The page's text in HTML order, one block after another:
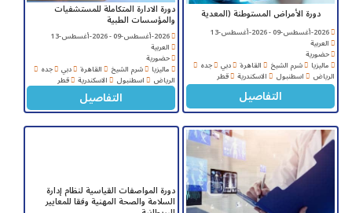
دورة الأمراض المستوطنة (المعدية
2026-أغسطس-09 - 2026-أغسطس-13
العربية
حضورية
ماليزيا شرم الشيخ القاهرة دبي جده
الرياض اسطنبول الاسكندرية قطر
التفاصيل
دورة الادارة المتكاملة للمستشفيات
والمؤسسات الطبية
2026-أغسطس-09 - 2026-أغسطس-13
العربية
حضورية
ماليزيا شرم الشيخ القاهرة دبي جده
الرياض اسطنبول الاسكندرية قطر
التفاصيل
دورة المواصفات القياسية لنظام إدارة
السلامة والصحة المهنية وفقا للمعايير